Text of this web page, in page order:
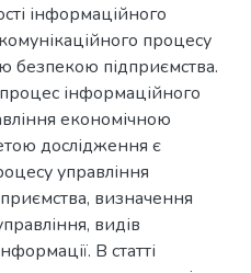
інформаційного
процесу
безпекою підприємства.
інформаційного
економічною
дослідження є
управління
визначення
видів
В статті